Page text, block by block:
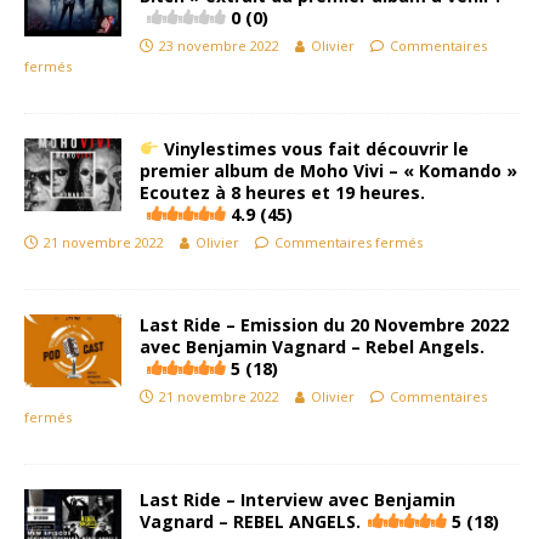
0 (0)
23 novembre 2022 Olivier
Commentaires
fermés
Vinylestimes vous fait découvrir le
premier album de Moho Vivi – « Komando »
Ecoutez à 8 heures et 19 heures.
4.9 (45)
21 novembre 2022 Olivier Commentaires fermés
Last Ride – Emission du 20 Novembre 2022
avec Benjamin Vagnard – Rebel Angels.
5 (18)
21 novembre 2022 Olivier
Commentaires
fermés
Last Ride – Interview avec Benjamin
Vagnard – REBEL ANGELS.
5 (18)